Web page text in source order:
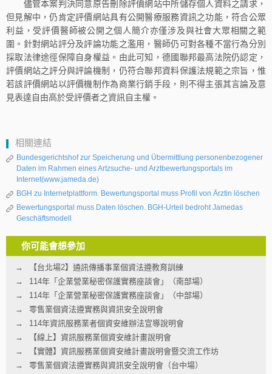
儘管本案判決同意原告刪除評價網站中所儲存個人資料之請求，
但見解中，仍肯定評價網站具有公開醫療服務資訊之功能，符合公眾
利益，受評價醫師被公開之個人簡介亦僅涉及與社會大眾相關之範
圍。針對網站評分及評論功能之濫用，醫師仍可對各種不當行為分別
採取法律途徑保障自身權益。由此可知，德國聯邦最高法院仍認定，
評價網站之評分與評論機制，仍符合聯邦資料保護法規範之宗旨，惟
若該評價網站以評價機制作為商業行銷手段，則不得主張其言論及意
見表達自由高於受評價者之資訊自主權。
相關連結
Bundesgerichtshof zur Speicherung und Übermittlung personenbezogener
Daten im Rahmen eines Artzsuche- und Arztbewertungsportals im
Internet(www.jameda.de)
BGH zu Internetplattform. Bewertungsportal muss Profil von Ärztin löschen
Bewertungsportal muss Daten löschen. BGH-Urteil bedroht Jamedas
Geschäftsmodell
你可能會想參加
【台北場2】通訊傳播事業個資法遵教育訓練
114年「企業營業秘密保護實務座談會」（南部場）
114年「企業營業秘密保護實務座談會」（中部場）
零售業個資法遵實務與資訊安全說明會
114年資訊服務業者個資安維辦法宣導說明會
【線上】資訊服務業個資安維計畫說明會
【實體】資訊服務業個資安維計畫說明會暨交流工作坊
零售業個資法遵實務與資訊安全說明會（台中場）